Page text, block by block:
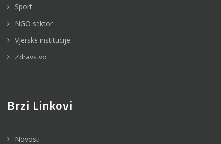
Sport
NGO sektor
Vjerske institucije
Zdravstvo
Brzi Linkovi
Novosti